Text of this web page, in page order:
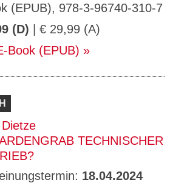
(EPUB), 978-3-96740-310-7
(D) | € 29,99 (A)
Book (EPUB)
TECHNISCHER
18.04.2024